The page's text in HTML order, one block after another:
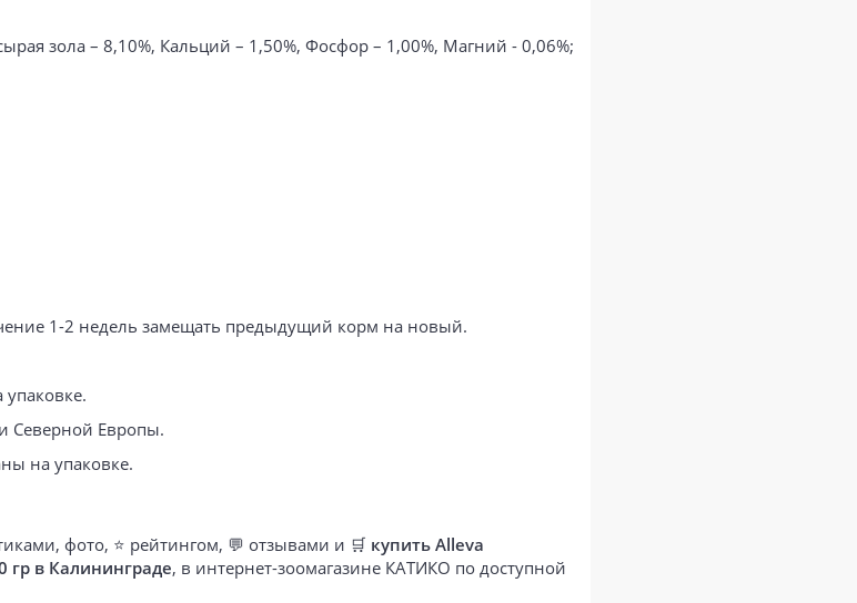
зола – 8,10%, Кальций – 1,50%, Фосфор – 1,00%, Магний - 0,06%;
1-2 недель замещать предыдущий корм на новый.
Северной Европы.
на упаковке.
фото, ⭐ рейтингом, 💬 отзывами и 🛒 купить Alleva
в Калининграде, в интернет-зоомагазине КАТИКО по доступной